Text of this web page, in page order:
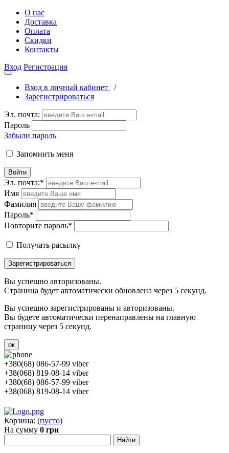
О нас
Доставка
Оплата
Скидки
Контакты
Вход Регистрация
Вход в личный кабинет
/
Зарегистрироваться
Эл. почта:
Пароль
Забыли пароль
Запомнить меня
Войти
Эл. почта:*
Имя
Фамилия
Пароль*
Повторите пароль*
Получать расылку
Зарегистрироваться
Вы успешно авторизованы.
Страница будет автоматически обновлена через 5 секунд.
Вы успешно зарегистрированы и авторизованы.
Вы будете автоматически перенаправлены на главную
страницу через 5 секунд.
ок
+380(68) 086-57-99 viber
+38(068) 819-08-14 viber
+380(68) 086-57-99 viber
+38(068) 819-08-14 viber
Корзина: (пусто)
На сумму 0 грн